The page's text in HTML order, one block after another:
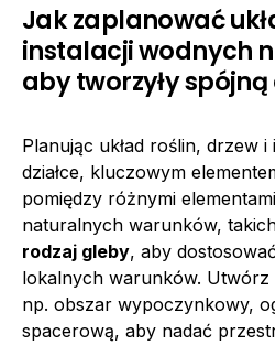
Jak zaplanować
instalacji wodnych
aby tworzyły spójną
Planując układ roślin, drzew
działce, kluczowym
pomiędzy różnymi
naturalnych warunków,
rodzaj gleby, aby
lokalnych warunków. Utwórz
np. obszar wypoczynkowy,
spacerową, aby nadać